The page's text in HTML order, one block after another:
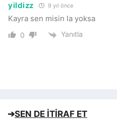
yildizz 9 yıl önce
Kayra sen misin la yoksa
0 Yanıtla
➔SEN DE İTİRAF ET